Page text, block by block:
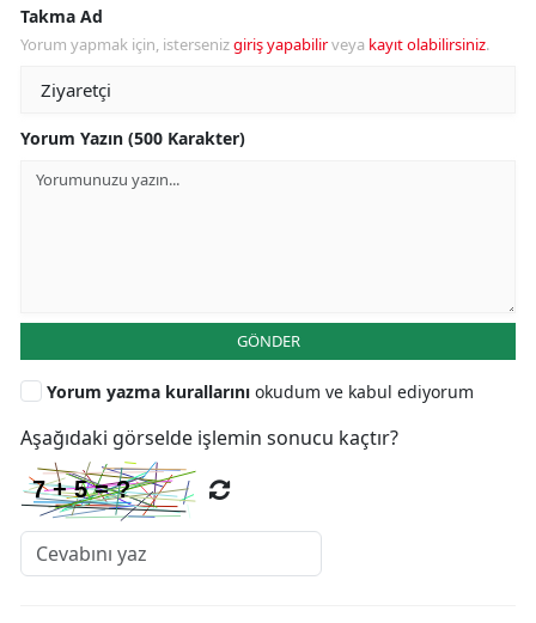
Takma Ad
Yorum yapmak için, istersenizgiriş yapabilirveya kayıt olabilirsiniz.
Yorum Yazın (500 Karakter)
GÖNDER
Yorum yazma kurallarını okudum ve kabul ediyorum
Aşağıdaki görselde işlemin sonucu kaçtır?